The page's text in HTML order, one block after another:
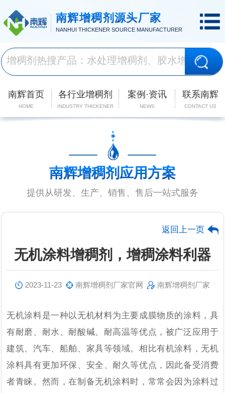
南辉增稠剂源头厂家
NANHUI THICKENER SOURCE MANUFACTURER
南辉首页
HOME
各行业增稠剂
INDUSTRY THICKENER
案例·资讯
NEWS
联系南辉
CONTACT US
南辉增稠剂应用方案
提供从研发、生产、销售、售后一站式服务
返回上一页
无机涂料增稠剂，增稠涂料利器
2023-11-23 南辉增稠剂厂家官网 南辉增稠剂厂家
无机涂料是一种以无机材料为主要成膜物质的涂料，具
有耐磨、耐水、耐酸碱、耐高温等优点，被广泛应用于
建筑、汽车、船舶、家具等领域。相比有机涂料，无机
涂料具有更加环保、安全、耐久等优点，因此备受消费
者青睐。然而，在制备无机涂料时，常常会因为涂料过